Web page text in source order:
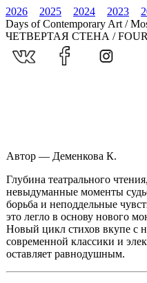
2026 2025 2024 2023
Days of Contemporary Art /
ЧЕТВЕРТАЯ СТЕНА /
Автор — Деменкова К.
Глубина театрального чтения,
невыдуманные моменты
борьба и неподдельные
это легло в основу нового
Новый цикл стихов вкупе с
современной классики и
оставляет равнодушным.